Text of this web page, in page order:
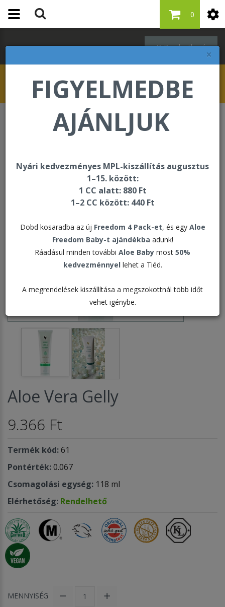
×
FIGYELMEDBE
AJÁNLJUK
Nyári kedvezményes MPL-kiszállítás augusztus
1–15. között:
1 CC alatt: 880 Ft
1–2 CC között: 440 Ft
Dobd kosaradba az új Freedom 4 Pack-et, és egy Aloe
Freedom Baby-t ajándékba adunk!
Ráadásul minden további Aloe Baby most 50%
kedvezménnyel lehet a Tiéd.
A megrendelések kiszállítása a megszokottnál több időt
vehet igénybe.
Bejelentkezés
0
Bőrápolás Aloe Vera Gelly
Aloe Vera Gelly
9.366 Ft
Termék kód:61
Pontérték:0.067
Csomagolási egység: 118 ml
Elérhetőség: Rendelhető
MENNYISÉG